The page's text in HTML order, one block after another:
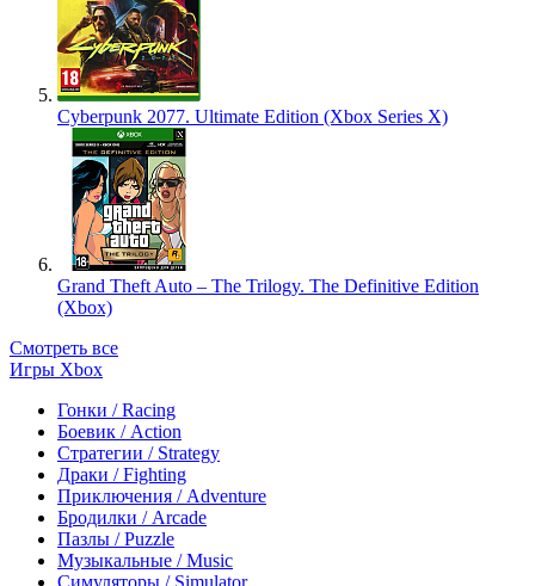
Cyberpunk 2077. Ultimate Edition (Xbox Series X)
Grand Theft Auto – The Trilogy. The Definitive Edition
(Xbox)
Смотреть все
Игры Xbox
Гонки / Racing
Боевик / Action
Стратегии / Strategy
Драки / Fighting
Приключения / Adventure
Бродилки / Arcade
Пазлы / Puzzle
Музыкальные / Music
Симуляторы / Simulator